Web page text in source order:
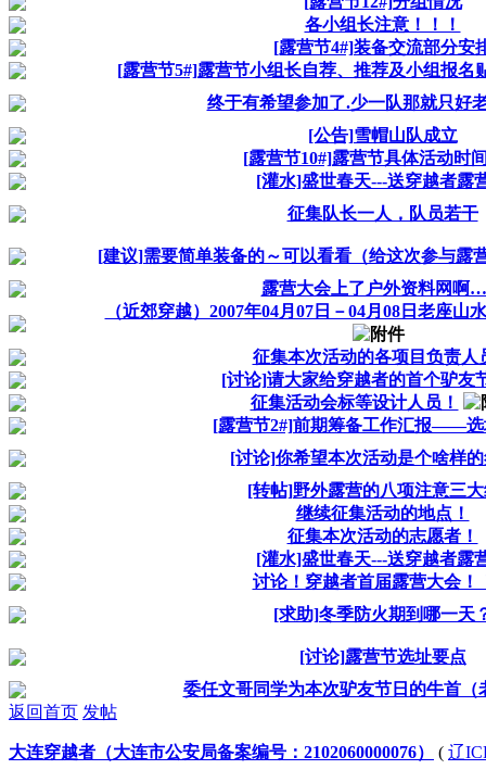
各小组长注意！！！
[露营节4#]装备交流部分安
[露营节5#]露营节小组长自荐、推荐及小组报名
终于有希望参加了.少一队那就只好
[公告]雪帽山队成立
[露营节10#]露营节具体活动时
[灌水]盛世春天---送穿越者露
征集队长一人，队员若干
[建议]需要简单装备的～可以看看（给这次参与露
露营大会上了户外资料网
（近郊穿越）2007年04月07日－04月08日老座山
征集本次活动的各项目负责人
[讨论]请大家给穿越者的首个驴友
征集活动会标等设计人员！
[露营节2#]前期筹备工作汇报——选
[讨论]你希望本次活动是个啥样
[转帖]野外露营的八项注意三
继续征集活动的地点！
征集本次活动的志愿者！
[灌水]盛世春天---送穿越者露
讨论！穿越者首届露营大会！
[求助]冬季防火期到哪一天
[讨论]露营节选址要点
委任文哥同学为本次驴友节日的牛首（
返回首页 发帖
大连穿越者（大连市公安局备案编号：2102060000076） ( 辽